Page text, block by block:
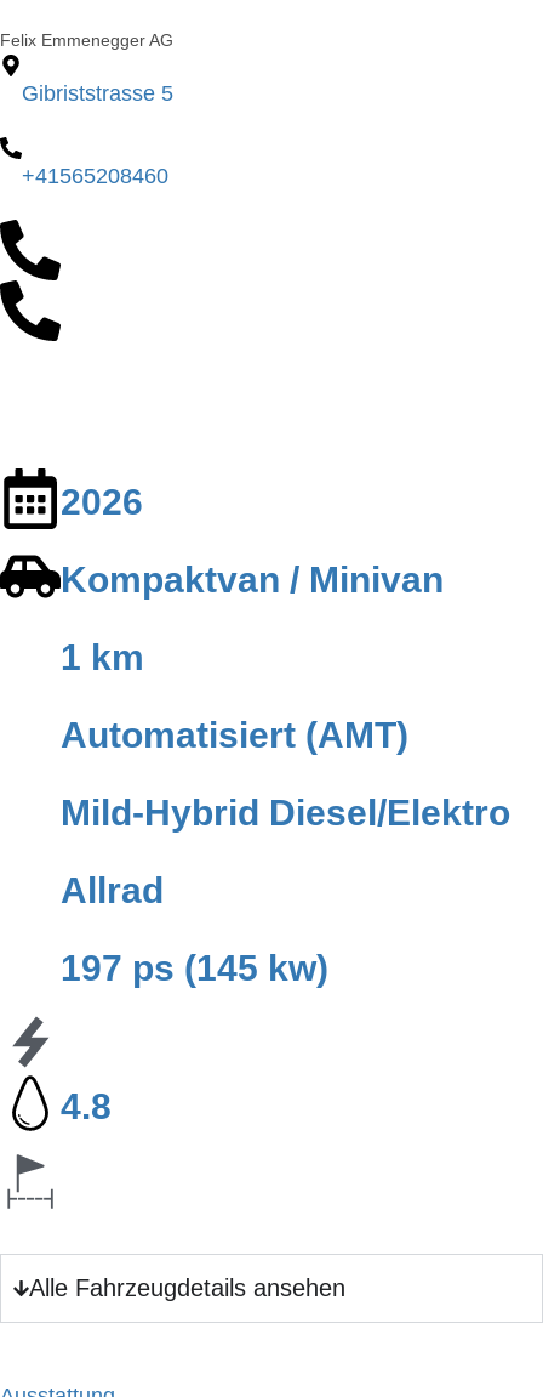
Felix Emmenegger AG
Gibriststrasse 5
+41565208460
2026
Kompaktvan / Minivan
1 km
Automatisiert (AMT)
Mild-Hybrid Diesel/Elektro
Allrad
197 ps (145 kw)
4.8
Alle Fahrzeugdetails ansehen